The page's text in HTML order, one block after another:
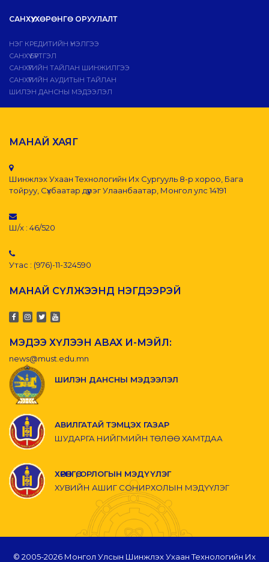
САНХҮҮ, ХӨРӨНГӨ ОРУУЛАЛТ
НЭГ КРЕДИТИЙН ҮНЭЛГЭЭ
САНХҮҮ БҮРТГЭЛ
САНХҮҮГИЙН ТАЙЛАН ШИНЖИЛГЭЭ
САНХҮҮГИЙН АУДИТЫН ТАЙЛАН
ШИЛЭН ДАНСНЫ МЭДЭЭЛЭЛ
МАНАЙ ХАЯГ
Шинжлэх Ухаан Технологийн Их Сургууль 8-р хороо, Бага
тойруу, Сүхбаатар дүүрэг Улаанбаатар, Монгол улс 14191
Ш/х : 46/520
Утас : (976)-11-324590
МАНАЙ СҮЛЖЭЭНД НЭГДЭЭРЭЙ
МЭДЭЭ ХҮЛЭЭН АВАХ И-МЭЙЛ:
news@must.edu.mn
ШИЛЭН ДАНСНЫ МЭДЭЭЛЭЛ
АВИЛГАТАЙ ТЭМЦЭХ ГАЗАР
ШУДАРГА НИЙГМИЙН ТӨЛӨӨ ХАМТДАА
ХӨРӨНГӨ, ОРЛОГЫН МЭДҮҮЛЭГ
ХУВИЙН АШИГ СОНИРХОЛЫН МЭДҮҮЛЭГ
© 2005-2026 Монгол Улсын Шинжлэх Ухаан Технологийн Их